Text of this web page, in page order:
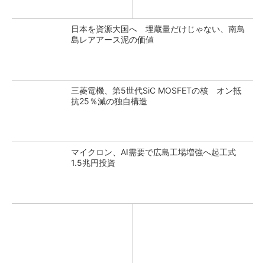
日本を資源大国へ 埋蔵量だけじゃない、南鳥
島レアアース泥の価値
三菱電機、第5世代SiC MOSFETの核 オン抵
抗25％減の独自構造
マイクロン、AI需要で広島工場増強へ起工式
1.5兆円投資